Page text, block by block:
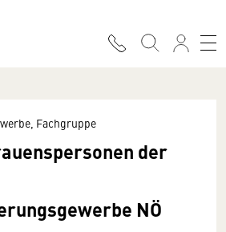
Fachgruppe
der
NÖ